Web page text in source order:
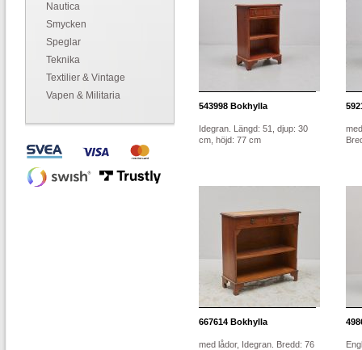
Nautica
Smycken
Speglar
Teknika
Textilier & Vintage
Vapen & Militaria
543998 Bokhylla
Idegran. Längd: 51, djup: 30
cm, höjd: 77 cm
667614 Bokhylla
med lådor, Idegran. Bredd: 76